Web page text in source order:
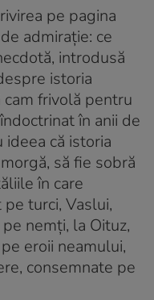
pe pagina
admirație: ce
introdusă
istoria
frivolă pentru
în anii de
ideea că istoria
să fie sobră
în care
turci, Vaslui,
nemți, la Oituz,
eroii neamului,
consemnate pe